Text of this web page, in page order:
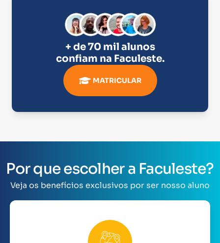
+ de 70 mil alunos
confiam na Faculeste.
MATRICULAR
Por que escolher a Faculeste?
Veja os benefícios exclusivos por ser nosso aluno